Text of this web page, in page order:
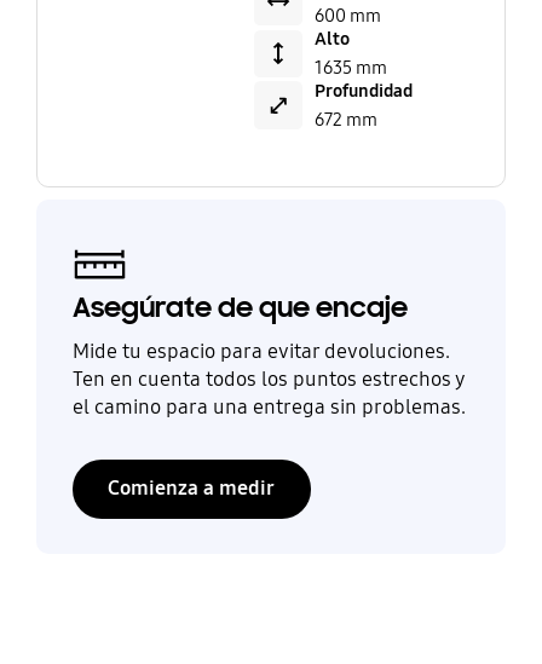
600 mm
Alto
1635 mm
Profundidad
672 mm
Asegúrate de que encaje
Mide tu espacio para evitar devoluciones.
Ten en cuenta todos los puntos estrechos y
el camino para una entrega sin problemas.
Comienza a medir